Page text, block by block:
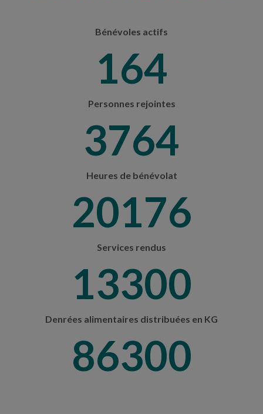
Bénévoles actifs
192
Personnes rejointes
4420
Heures de bénévolat
23690
Services rendus
15616
Denrées alimentaires distribuées en KG
101330